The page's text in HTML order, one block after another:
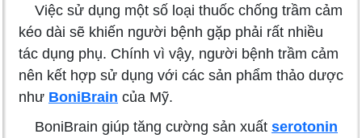
Việc sử dụng một số loại thuốc chống trầm cảm
kéo dài sẽ khiến người bệnh gặp phải rất nhiều
tác dụng phụ. Chính vì vậy, người bệnh trầm cảm
nên kết hợp sử dụng với các sản phẩm thảo dược
như BoniBrain của Mỹ.
BoniBrain giúp tăng cường sản xuất serotonin